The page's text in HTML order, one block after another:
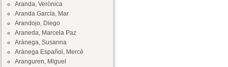
Aranda, Verònica
Aranda García, Mar
Arandojo, Diego
Araneda, Marcela Paz
Arànega, Susanna
Arànega Español, Mercè
Aranguren, Miguel